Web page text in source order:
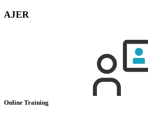
AJER
Online Training